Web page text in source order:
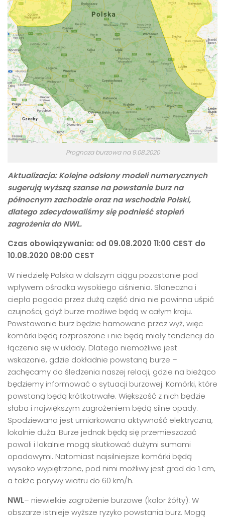
Prognoza burzowa na 9.08.2020
Aktualizacja: Kolejne odsłony modeli numerycznych
sugerują wyższą szanse na powstanie burz na
północnym zachodzie oraz na wschodzie Polski,
dlatego zdecydowaliśmy się podnieść stopień
zagrożenia do NWL.
Czas obowiązywania: od 09.08.2020 11:00 CEST do
10.08.2020 08:00 CEST
W niedzielę Polska w dalszym ciągu pozostanie pod
wpływem ośrodka wysokiego ciśnienia. Słoneczna i
ciepła pogoda przez dużą część dnia nie powinna uśpić
czujności, gdyż burze możliwe będą w całym kraju.
Powstawanie burz będzie hamowane przez wyż, więc
komórki będą rozproszone i nie będą miały tendencji do
łączenia się w układy. Dlatego niemożliwe jest
wskazanie, gdzie dokładnie powstaną burze –
zachęcamy do śledzenia naszej relacji, gdzie na bieżąco
będziemy informować o sytuacji burzowej. Komórki, które
powstaną będą krótkotrwałe. Większość z nich będzie
słaba i największym zagrożeniem będą silne opady.
Spodziewana jest umiarkowana aktywność elektryczna,
lokalnie duża. Burze jednak będą się przemieszczać
powoli i lokalnie mogą skutkować dużymi sumami
opadowymi. Natomiast najsilniejsze komórki będą
wysoko wypiętrzone, pod nimi możliwy jest grad do 1 cm,
a także porywy wiatru do 60 km/h.
NWL– niewielkie zagrożenie burzowe (kolor żółty): W
obszarze istnieje wyższe ryzyko powstania burz. Mogą